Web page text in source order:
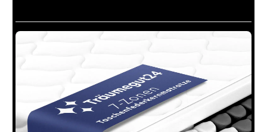
Abstimmungen)
Kosten: 5.000 Euro (Design, Content, Video)
Ergebnis: Professioneller Markenauftritt, Cross-
Selling-Effekte, deutliche Steigerung der
organischen Sichtbarkeit
Diese Beispiele zeigen, dass die Kosten und der Aufwand